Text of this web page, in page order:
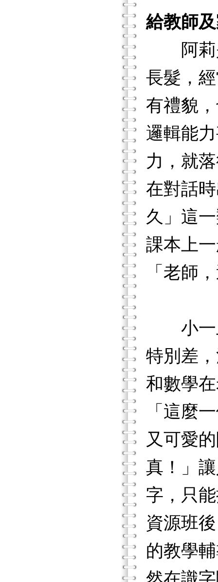
給教師
阿莉是
長髮，
有禮貌
邏輯能
力，就
在對話
久」這
課本上
「老師
小一上
特別差
和數學
「這麼
又可愛
真！」
字，只
資源班
的教學